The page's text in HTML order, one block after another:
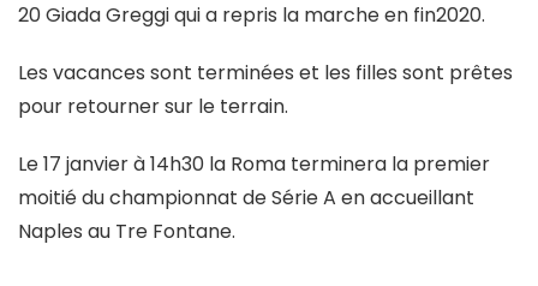
20 Giada Greggi qui a repris la marche en fin2020.
Les vacances sont terminées et les filles sont prêtes
pour retourner sur le terrain.
Le 17 janvier à 14h30 la Roma terminera la premier
moitié du championnat de Série A en accueillant
Naples au Tre Fontane.